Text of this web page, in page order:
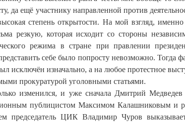
да ещё участнику направленной против
степень открытости. На мой взгляд,
резкую, которая исходит со стороны
режима в стране при правлении
себе было попросту невозможно. Тогда
исключён изначально, а на любое протестное
прокуратурой уголовными статьями.
изменился, и уже сначала Дмитрий Медведев
публицистом Максимом Калашниковым и
председатель ЦИК Владимир Чуров выказывает